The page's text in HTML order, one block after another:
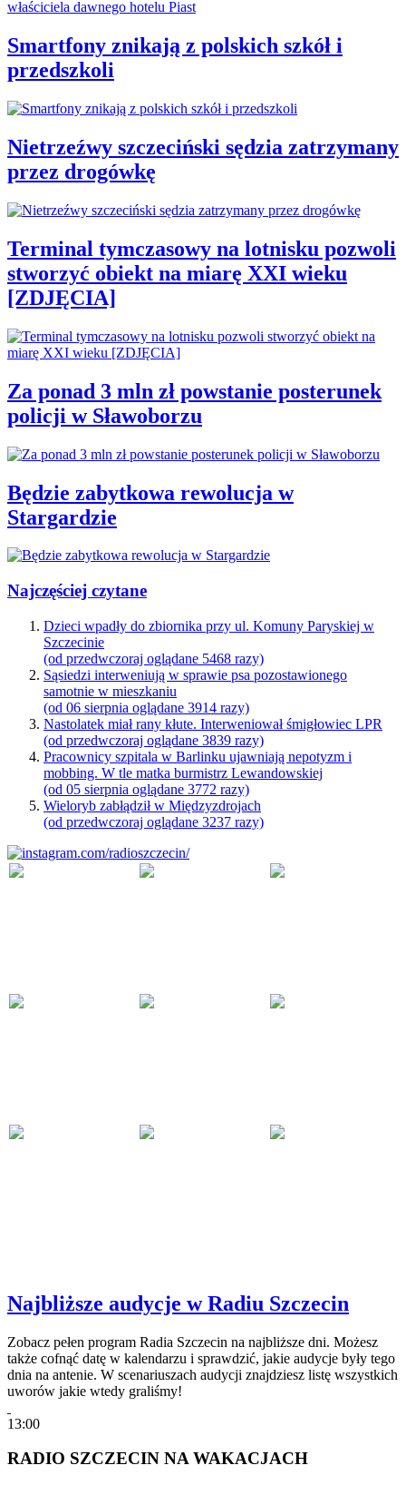
Smartfony znikają z polskich szkół i
przedszkoli
Nietrzeźwy szczeciński sędzia zatrzymany
przez drogówkę
Terminal tymczasowy na lotnisku pozwoli
stworzyć obiekt na miarę XXI wieku
[ZDJĘCIA]
Za ponad 3 mln zł powstanie posterunek
policji w Sławoborzu
Będzie zabytkowa rewolucja w
Stargardzie
Najczęściej czytane
Dzieci wpadły do zbiornika przy ul. Komuny Paryskiej w
Szczecinie
(od przedwczoraj oglądane 5468 razy)
Sąsiedzi interweniują w sprawie psa pozostawionego
samotnie w mieszkaniu
(od 06 sierpnia oglądane 3914 razy)
Nastolatek miał rany kłute. Interweniował śmigłowiec LPR
(od przedwczoraj oglądane 3839 razy)
Pracownicy szpitala w Barlinku ujawniają nepotyzm i
mobbing. W tle matka burmistrz Lewandowskiej
(od 05 sierpnia oglądane 3772 razy)
Wieloryb zabłądził w Międzyzdrojach
(od przedwczoraj oglądane 3237 razy)
Najbliższe audycje w Radiu Szczecin
Zobacz pełen program Radia Szczecin na najbliższe dni. Możesz
także cofnąć datę w kalendarzu i sprawdzić, jakie audycje były tego
dnia na antenie. W scenariuszach audycji znajdziesz listę wszystkich
uworów jakie wtedy graliśmy!
13:00
RADIO SZCZECIN NA WAKACJACH